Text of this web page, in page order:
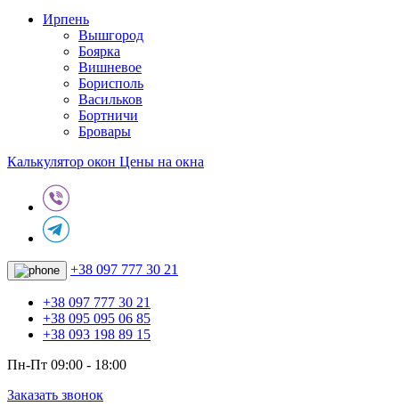
Ирпень
Вышгород
Боярка
Вишневое
Борисполь
Васильков
Бортничи
Бровары
Калькулятор окон Цены на окна
+38 097 777 30 21
+38 097 777 30 21
+38 095 095 06 85
+38 093 198 89 15
Пн-Пт 09:00 - 18:00
Заказать звонок